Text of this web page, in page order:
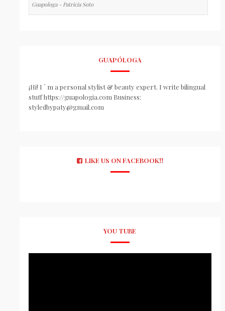
Guapologa - Patricia Soto
GUAPÓLOGA
¡Hi! I ´ m a personal stylist & beauty expert. I write bilingual
stuff https://guapologia.com Business:
styledbypaty@gmail.com
LIKE US ON FACEBOOK!!
YOU TUBE